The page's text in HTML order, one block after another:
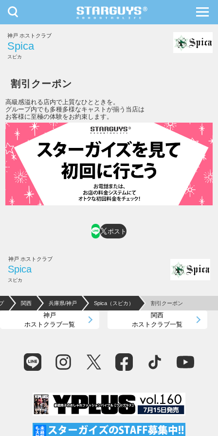
九州・沖縄
toggle
navigation
神戸 ホストクラブ
Spica
スピカ
割引クーポン
高級感溢れる店内で上質なひとときを。
グループ内でも多種多様なキャストが揃う当店は
お客様に至極の体験をお約束します。
ポスト
神戸 ホストクラブ
Spica
スピカ
関西 兵庫県/神戸 Spica（スピカ） 割引クーポン
神戸
ホストクラブ一覧
関西
ホストクラブ一覧